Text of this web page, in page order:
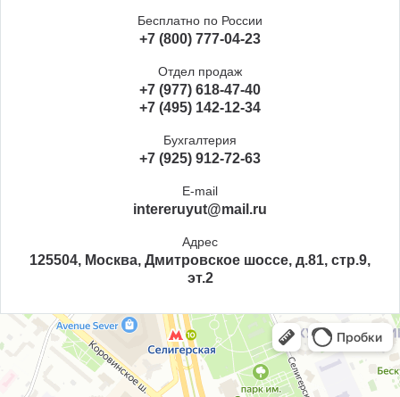
Бесплатно по России
+7 (800) 777-04-23
Отдел продаж
+7 (977) 618-47-40
+7 (495) 142-12-34
Бухгалтерия
+7 (925) 912-72-63
E-mail
intereruyut@mail.ru
Адрес
125504, Москва, Дмитровское шоссе, д.81, стр.9,
эт.2